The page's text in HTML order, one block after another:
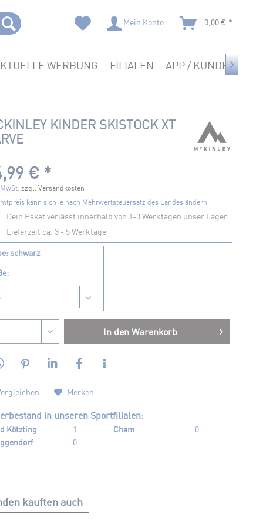
Mein Konto 0,00 € *
WERBUNG FILIALEN APP / 
KINDER SKISTOCK XT
€ *
zzgl. Versandkosten
kann sich je nach Mehrwertsteuersatz des Landes ändern
Dein Paket verlässt innerhalb von 1-3 Werktagen unser Lager.
Lieferzeit ca. 3 - 5 Werktage
schwarz
In den Warenkorb
Merken
in unseren Sportfilialen:
Kötzting 1 Cham
0
0
kauften auch